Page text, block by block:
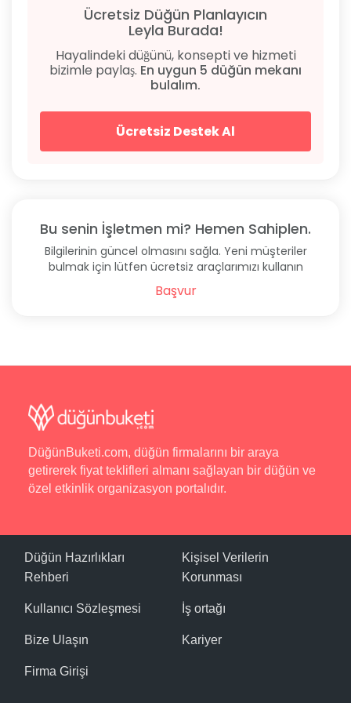
Bitez Sahili’ne 200 m uzaklıkta bulunuyor. Ayrıca
Bodrum Marina’ya 5 km ve Barlar Sokağı’na 4 km
uzaklıkta yer alıyor. Otelin açık adresi aşağıda yer
alıyor: Bitez Beldesi Halilim Cd. No:5 Bodrum / Muğla.
Konaklama Tipi
Oda Kahvaltı, Sadece Oda.
Giriş Çıkış Saatleri
Otele en erken 14.00 ve sonrasında giriş yapılabiliyor.
En geç ise 12.00'a kadar çıkış yapmak gerekiyor.
Roas Otel bünyesinde restoran ve oda servisi hizmeti
bulunmaktadır.
Spor
Açık Havuz.
Kablosuz İnternet, Kuru Temizleme, Lobi, Market,
Otopark, Resepsiyon Hizmeti, Snack Bar, Transfer
Hizmeti.
Plaj
Ücretsiz Düğün Planlayıcın
Leyla Burada!
Hayalindeki düğünü, konsepti ve hizmeti
bizimle paylaş. En uygun 5 düğün mekanı
bulalım.
Ücretsiz Destek Al
Bu senin İşletmen mi? Hemen Sahiplen.
Bilgilerinin güncel olmasını sağla. Yeni müşteriler
bulmak için lütfen ücretsiz araçlarımızı kullanın
Başvur
DüğünBuketi.com, düğün firmalarını bir araya
getirerek fiyat teklifleri almanı sağlayan bir düğün ve
özel etkinlik organizasyon portalıdır.
Düğün Hazırlıkları
Rehberi
Kullanıcı Sözleşmesi
Bize Ulaşın
Firma Girişi
Kişisel Verilerin
Korunması
İş ortağı
Kariyer